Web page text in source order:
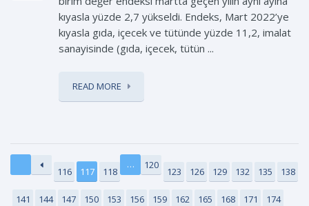
kıyasla yüzde 2,7 yükseldi. Endeks, Mart 2022’ye
kıyasla gıda, içecek ve tütünde yüzde 11,2, imalat
sanayisinde (gıda, içecek, tütün ...
READ MORE
116 117 118
… 120
123 126 129 132 135 138
141 144 147 150 153 156 159 162 165 168 171 174